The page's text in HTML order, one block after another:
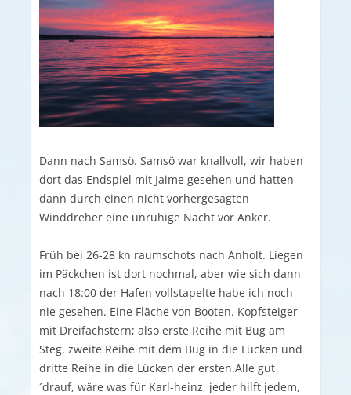
Dann nach Samsö. Samsö war knallvoll, wir haben
dort das Endspiel mit Jaime gesehen und hatten
dann durch einen nicht vorhergesagten
Winddreher eine unruhige Nacht vor Anker.
Früh bei 26-28 kn raumschots nach Anholt. Liegen
im Päckchen ist dort nochmal, aber wie sich dann
nach 18:00 der Hafen vollstapelte habe ich noch
nie gesehen. Eine Fläche von Booten. Kopfsteiger
mit Dreifachstern; also erste Reihe mit Bug am
Steg, zweite Reihe mit dem Bug in die Lücken und
dritte Reihe in die Lücken der ersten.Alle gut
´drauf, wäre was für Karl-heinz, jeder hilft jedem,